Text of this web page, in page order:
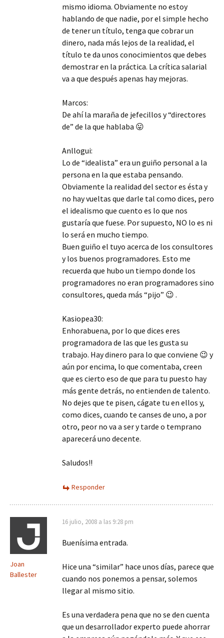
mismo idioma. Obviamente no estoy
hablando de que nadie, por el simple hecho
de tener un título, tenga que cobrar un
dinero, nada más lejos de la realidad, el
título te da unos conocimientos que debes
demostrar en la práctica. La crítica salarial
va a que después apenas hay mejoras.
Marcos:
De ahí la maraña de jefecillos y “directores
de” de la que hablaba 😛
Anllogui:
Lo de “idealista” era un guiño personal a la
persona en la que estaba pensando.
Obviamente la realidad del sector es ésta y
no hay vueltas que darle tal como dices, pero
el idealismo que cuento es lo que nos
gustaría que fuese. Por supuesto, NO lo es ni
lo será en mucho tiempo.
Buen guiño el tuyo acerca de los consultores
y los buenos programadores. Esto me
recuerda que hubo un tiempo donde los
programadores no eran programadores sino
consultores, queda más “pijo” 😉 .
Kasiopea30:
Enhorabuena, por lo que dices eres
programadora de las que les gusta su
trabajo. Hay dinero para lo que conviene 😉 y
aún por encima, lo que comentaba, creen
que es cierto eso de que para tu puesto hay
más gente detrás, no entienden de talento.
No dejes que te pisen, cágate tu en ellos y,
como dices, cuando te canses de uno, a por
otro, peor no va a ser y tarde o temprano
aparecerá uno decente.
Saludos!!
Responder
Joan
Ballester
16 julio, 2008 a las 9:28 pm
Buenísima entrada.
Hice una “similar” hace unos días, parece que
cuando nos ponemos a pensar, solemos
llegar al mismo sitio.
Es una verdadera pena que no se den cuenta
que un desarrollador experto puede ahorrar